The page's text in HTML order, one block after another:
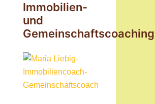
Immobilien-
und
Gemeinschaftscoaching